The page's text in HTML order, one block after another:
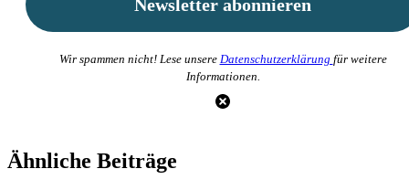
Wir spammen nicht! Lese unsere Datenschutzerklärung für weitere
Informationen.
Ähnliche Beiträge